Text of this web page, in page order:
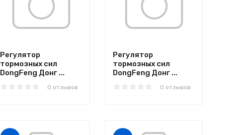
Регулятор
тормозных сил
DongFeng Донг ...
0 отзывов
Регулятор
тормозных сил
DongFeng Донг ...
0 отзывов